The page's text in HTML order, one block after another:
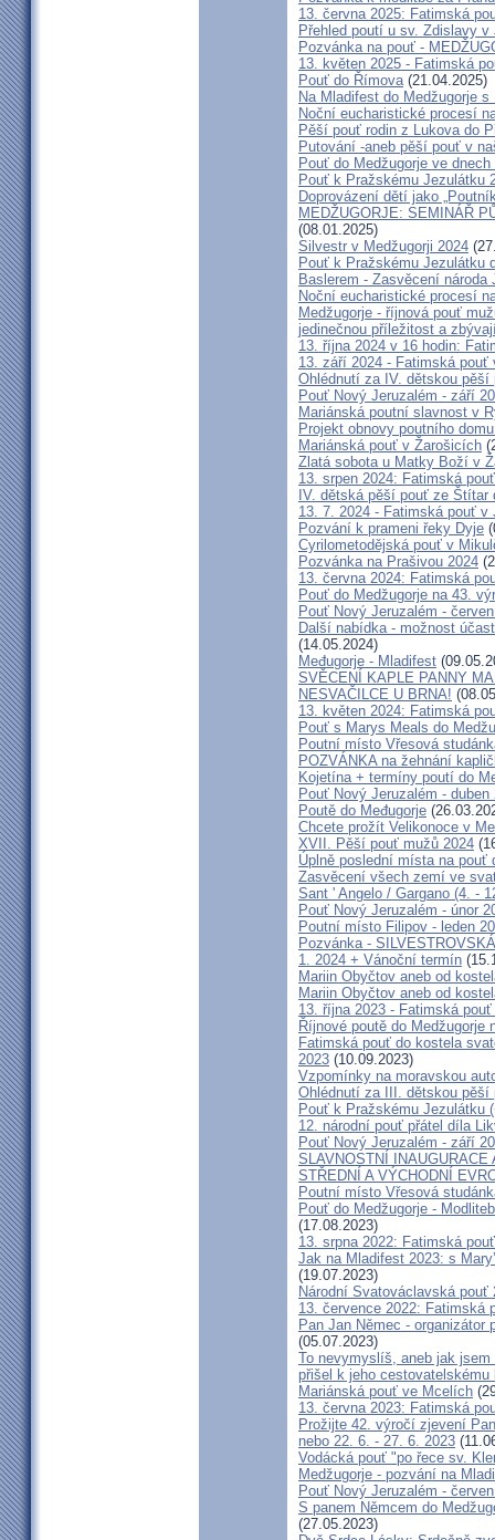
13. června 2025: Fatimská
Přehled poutí u sv. Zdislavy
Pozvánka na pouť -
13. květen 2025 - Fatimská
Pouť do Římova (21.04.2025)
Na Mladifest do Medžugorje s
Noční eucharistické procesí
Pěší pouť rodin z Lukova do
Putování -aneb pěší pouť v
Pouť do Medžugorje ve
Pouť k Pražskému Jezulátku
Doprovázení dětí jako
MEDŽUGORJE: SEMINÁŘ
(08.01.2025)
Silvestr v Medžugorji 2024
Pouť k Pražskému Jezulátku
Baslerem - Zasvěcení národa
Noční eucharistické procesí
Medžugorje - říjnová pouť
jedinečnou příležitost a
13. října 2024 v 16 hodin:
13. září 2024 - Fatimská pouť
Ohlédnutí za IV. dětskou
Pouť Nový Jeruzalém - září
Mariánská poutní slavnost v
Projekt obnovy poutního
Mariánská pouť v Žarošicích
Zlatá sobota u Matky Boží v
13. srpen 2024: Fatimská
IV. dětská pěší pouť ze Štítar
13. 7. 2024 - Fatimská pouť
Pozvání k prameni řeky Dyje
Cyrilometodějská pouť v
Pozvánka na Prašivou 2024
13. června 2024: Fatimská
Pouť do Medžugorje na 43.
Pouť Nový Jeruzalém -
Další nabídka - možnost
(14.05.2024)
Međugorje - Mladifest
SVĚCENÍ KAPLE PANNY
NESVAČILCE U BRNA!
13. květen 2024: Fatimská
Pouť s Marys Meals do
Poutní místo Vřesová
POZVÁNKA na žehnání
Kojetína + termíny poutí do
Pouť Nový Jeruzalém - duben
Poutě do Međugorje
Chcete prožít Velikonoce v
XVII. Pěší pouť mužů 2024
Úplně poslední místa na pouť
Zasvěcení všech zemí ve
Sant ' Angelo / Gargano (4. -
Pouť Nový Jeruzalém - únor
Poutní místo Filipov - leden
Pozvánka -
1. 2024 + Vánoční termín
Mariin Obyčtov aneb od
Mariin Obyčtov aneb od
13. října 2023 - Fatimská
Říjnové poutě do Medžugorje
Fatimská pouť do kostela
2023 (10.09.2023)
Vzpomínky na moravskou
Ohlédnutí za III. dětskou pěší
Pouť k Pražskému Jezulátku
12. národní pouť přátel díla
Pouť Nový Jeruzalém - září
SLAVNOSTNÍ
STŘEDNÍ A VÝCHODNÍ
Poutní místo Vřesová
Pouť do Medžugorje -
(17.08.2023)
13. srpna 2022: Fatimská
Jak na Mladifest 2023: s
(19.07.2023)
Národní Svatováclavská pouť
13. července 2022: Fatimská
Pan Jan Němec -
(05.07.2023)
To nevymyslíš, aneb jak
přišel k jeho cestovatelskému
Mariánská pouť ve Mcelích
13. června 2023: Fatimská
Prožijte 42. výročí zjevení
nebo 22. 6. - 27. 6. 2023
Vodácká pouť "po řece sv.
Medžugorje - pozvání na
Pouť Nový Jeruzalém -
S panem Němcem do
(27.05.2023)